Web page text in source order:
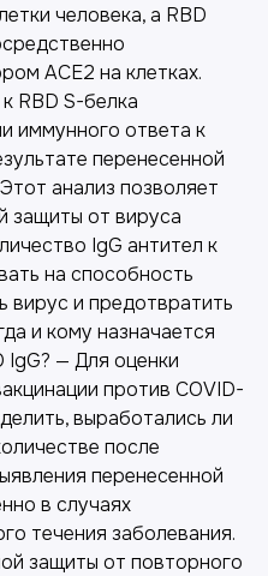
человека, а RBD
ACE2 на клетках.
RBD S-белка
иммунного ответа к
перенесенной
анализ позволяет
защиты от вируса
IgG антител к
на способность
вирус и предотвратить
и кому назначается
IgG? — Для оценки
против COVID-
выработались ли
после
перенесенной
в случаях
течения заболевания.
защиты от повторного